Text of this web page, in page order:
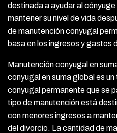
destinada a ayudar al
mantener su nivel de vida
de manutención conyugal
basa en los ingresos y gastos
Manutención conyugal en
conyugal en suma global es
conyugal permanente que se
tipo de manutención está
con menores ingresos a
del divorcio. La cantidad de